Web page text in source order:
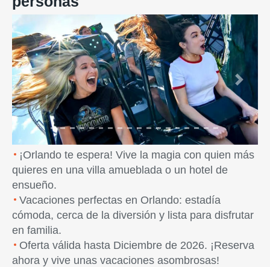
Previous Next
¡Orlando te espera! Vive la magia con quien más
quieres en una villa amueblada o un hotel de
ensueño.
Vacaciones perfectas en Orlando: estadía
cómoda, cerca de la diversión y lista para disfrutar
en familia.
Oferta válida hasta Diciembre de 2026. ¡Reserva
ahora y vive unas vacaciones asombrosas!